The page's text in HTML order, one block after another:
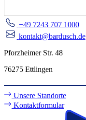
+49 7243 707 1000
kontakt@bardusch.de
Pforzheimer Str. 48
76275 Ettlingen
Unsere Standorte
Kontaktformular